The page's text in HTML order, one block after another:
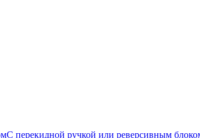
С перекидной ручкой или реверсивным